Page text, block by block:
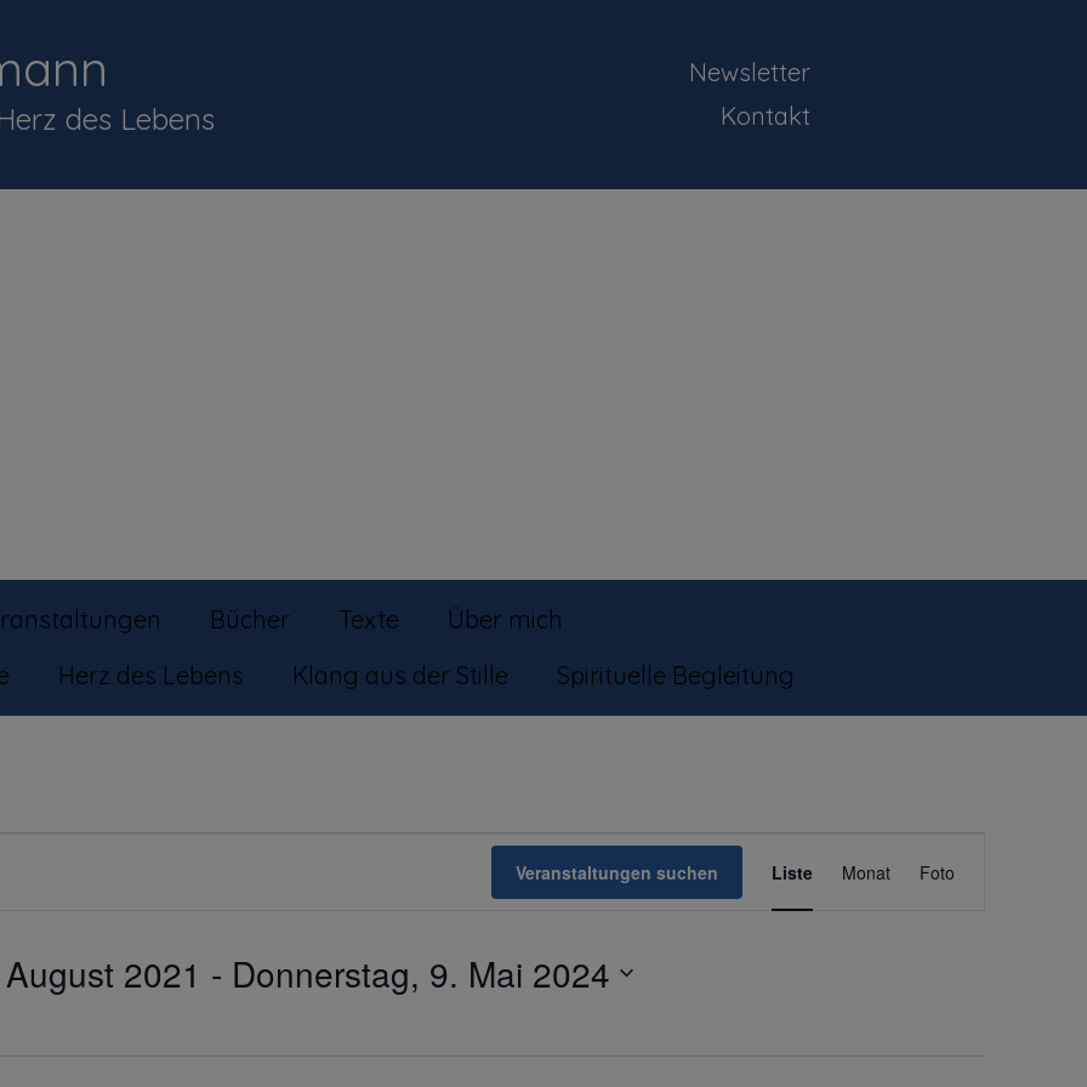
des Lebens
Newsletter
Kontakt
Bücher Texte
Über mich
Herz des Lebens Klang aus der Stille Spirituelle Begleitung
Veranstaltungen suchen
Ansichten-
Liste Monat Foto
2021 - Donnerstag, 9. Mai 2024